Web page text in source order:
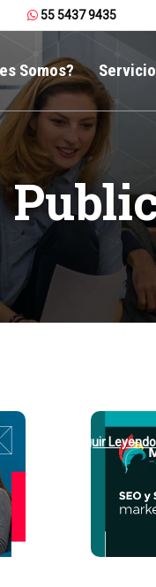
55 5437 9435
Somos?
Seguir Leyendo